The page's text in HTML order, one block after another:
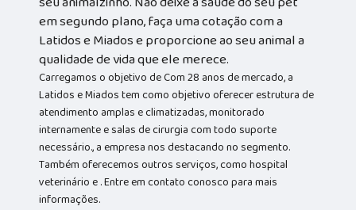
em segundo plano, faça uma cotação com a
Latidos e Miados e proporcione ao seu animal a
qualidade de vida que ele merece.
Carregamos o objetivo de Com 28 anos de mercado, a
Latidos e Miados tem como objetivo oferecer estrutura de
atendimento amplas e climatizadas, monitorado
internamente e salas de cirurgia com todo suporte
necessário., a empresa nos destacando no segmento.
Também oferecemos outros serviços, como hospital
veterinário e . Entre em contato conosco para mais
informações.